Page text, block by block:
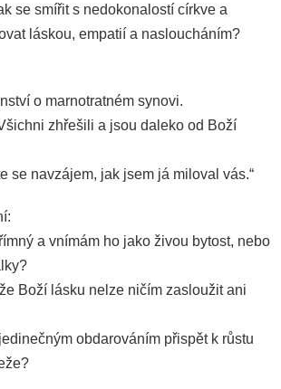
se smířit s nedokonalostí církve a
láskou, empatií a nasloucháním?
o marnotratném synovi.
zhřešili a jsou daleko od Boží
se navzájem, jak jsem já miloval vás.“
a vnímám ho jako živou bytost, nebo
Boží lásku nelze ničím zasloužit ani
obdarováním přispět k růstu